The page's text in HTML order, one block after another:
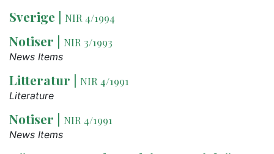
Sverige | NIR 4/1994
Notiser | NIR 3/1993
News Items
Litteratur | NIR 4/1991
Literature
Notiser | NIR 4/1991
News Items